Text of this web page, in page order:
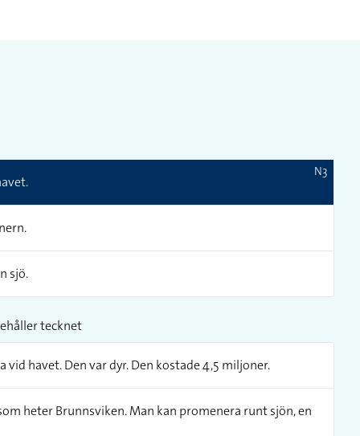
N3
sjö.
tecknet
vid havet. Den var dyr. Den kostade 4,5 miljoner.
heter Brunnsviken. Man kan promenera runt sjön, en